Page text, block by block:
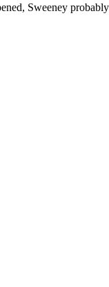
Sweeney